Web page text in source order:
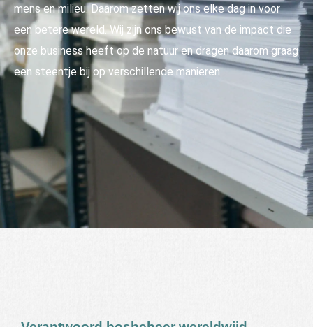
mens en milieu. Daarom zetten wij ons elke dag in voor
een betere wereld. Wij zijn ons bewust van de impact die
onze business heeft op de natuur en dragen daarom graag
een steentje bij op verschillende manieren.